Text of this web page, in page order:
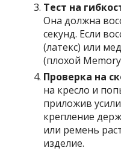
Тест на
Она должна
секунд. Если
(латекс) или
(плохой
Проверка на
на кресло и
приложив
крепление
или ремень
изделие.